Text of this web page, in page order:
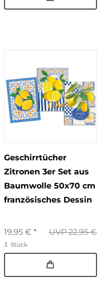
Geschirrtücher
Zitronen 3er Set aus
Baumwolle 50x70 cm
französisches Dessin
UVP 22,95 €
19,95 € *
3 Stück